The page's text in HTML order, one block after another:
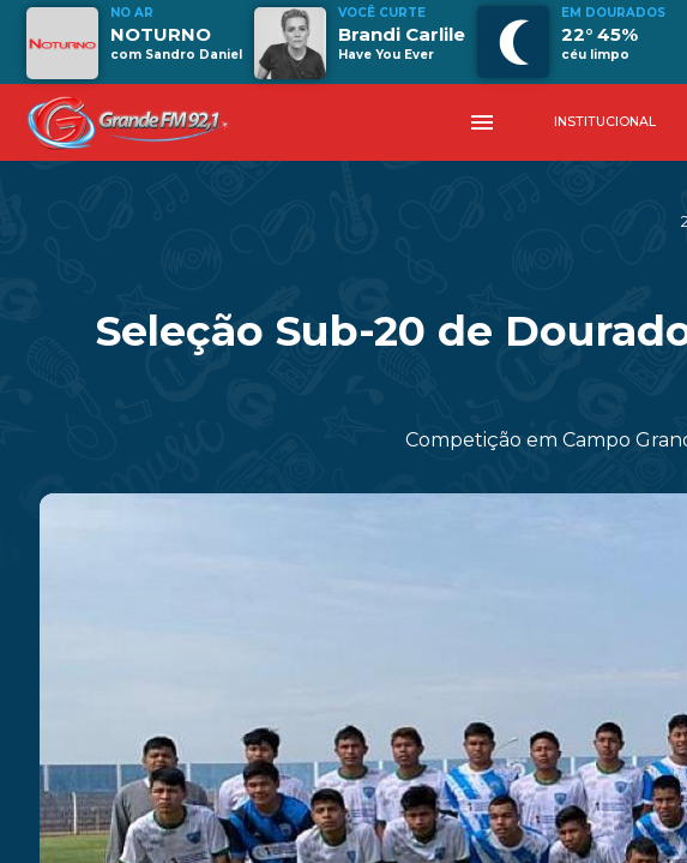
NO AR
NOTURNO
com Sandro Daniel
VOCÊ CURTE
Brandi Carlile
Have You Ever
EM DOURADOS
22° 45%
céu limpo
menu INSTITUCIONAL
Seleção Sub-20 de
Competição em Campo